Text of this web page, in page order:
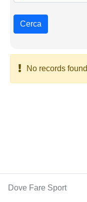
Cerca
No records found
Dove Fare Sport